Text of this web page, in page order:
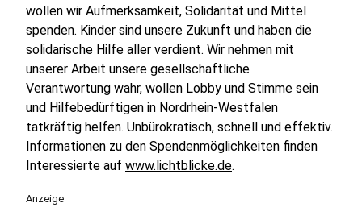
wollen wir Aufmerksamkeit, Solidarität und Mittel
spenden. Kinder sind unsere Zukunft und haben die
solidarische Hilfe aller verdient. Wir nehmen mit
unserer Arbeit unsere gesellschaftliche
Verantwortung wahr, wollen Lobby und Stimme sein
und Hilfebedürftigen in Nordrhein-Westfalen
tatkräftig helfen. Unbürokratisch, schnell und effektiv.
Informationen zu den Spendenmöglichkeiten finden
Interessierte auf www.lichtblicke.de.
Anzeige